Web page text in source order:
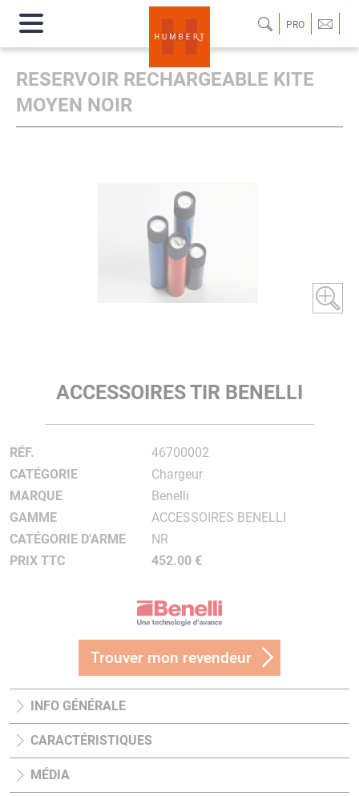
PRO
RESERVOIR RECHARGEABLE KITE
MOYEN NOIR
ACCESSOIRES TIR BENELLI
RÉF.
46700002
CATÉGORIE
Chargeur
MARQUE
Benelli
GAMME
ACCESSOIRES BENELLI
CATÉGORIE D'ARME
NR
PRIX TTC
452.00 €
Trouver mon revendeur
INFO GÉNÉRALE
CARACTÉRISTIQUES
MÉDIA